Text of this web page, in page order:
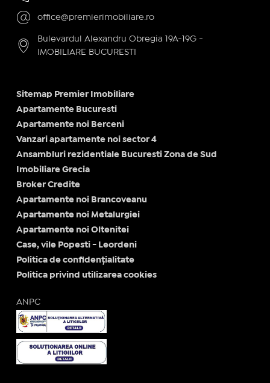
office@premierimobiliare.ro
Bulevardul Alexandru Obregia 19A-19G -
IMOBILIARE BUCURESTI
Sitemap Premier Imobiliare
Apartamente Bucuresti
Apartamente noi Berceni
Vanzari apartamente noi sector 4
Ansambluri rezidentiale Bucuresti Zona de Sud
Imobiliare Grecia
Broker Credite
Apartamente noi Brancoveanu
Apartamente noi Metalurgiei
Apartamente noi Oltenitei
Case, vile Popesti - Leordeni
Politica de confidențialitate
Politica privind utilizarea cookies
ANPC